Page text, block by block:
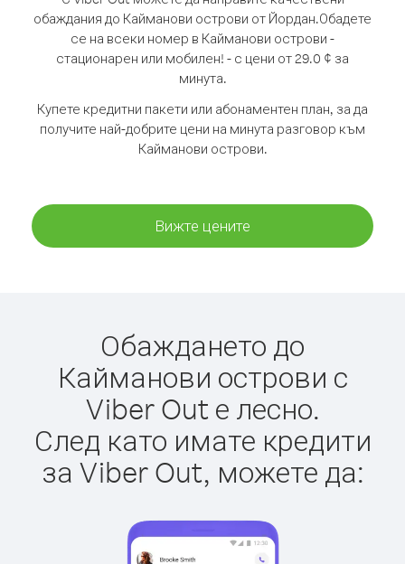
обаждания до Кайманови острови от Йордан.Обадете
се на всеки номер в Кайманови острови -
стационарен или мобилен! - с цени от 29.0 ¢ за
минута.
Купете кредитни пакети или абонаментен план, за да
получите най-добрите цени на минута разговор към
Кайманови острови.
Вижте цените
Обаждането до
Кайманови острови с
Viber Out е лесно.
След като имате кредити
за Viber Out, можете да: